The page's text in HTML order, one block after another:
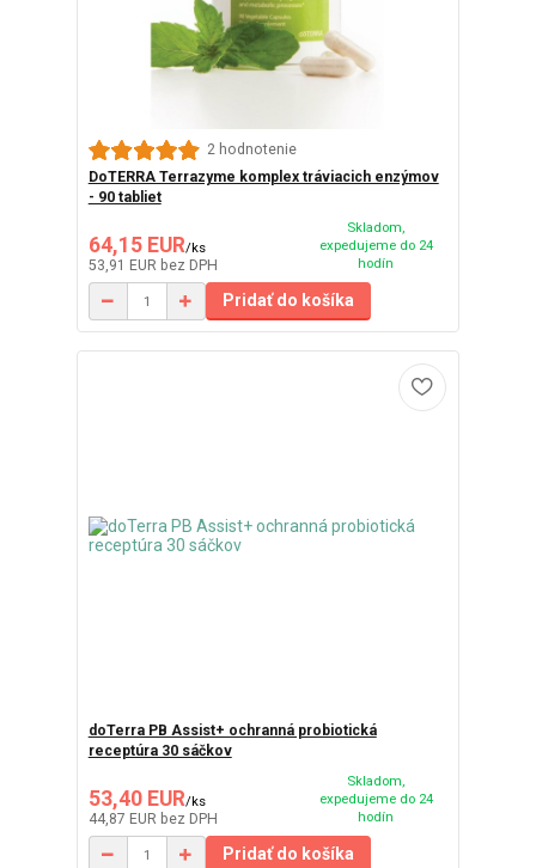
2 hodnotenie
DoTERRA Terrazyme komplex tráviacich enzýmov
- 90 tabliet
64,15 EUR/ks
53,91 EUR bez DPH
Skladom,
expedujeme do 24
hodín
Pridať do košíka
doTerra PB Assist+ ochranná probiotická
receptúra 30 sáčkov
53,40 EUR/ks
44,87 EUR bez DPH
Skladom,
expedujeme do 24
hodín
Pridať do košíka